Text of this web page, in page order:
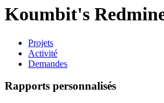
Koumbit's
Projets
Activité
Demandes
Rapports personnalisés